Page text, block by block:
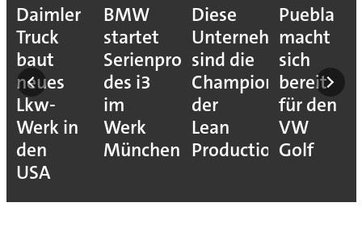
Daimler
Truck
baut
neues
Lkw-
Werk in
den
USA
BMW
startet
Serienproduktion
des i3
im
Werk
München
Diese
Unternehmen
sind die
Champions
der
Lean
Production
Puebla
macht
sich
bereit
für den
VW
Golf